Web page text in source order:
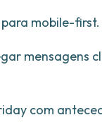
mobile-first.
mensagens
com